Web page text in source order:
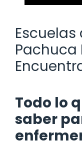
Pachuca
Todo lo
saber